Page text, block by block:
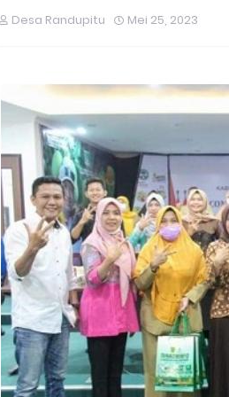
Desa Randupitu Mei 25, 2023